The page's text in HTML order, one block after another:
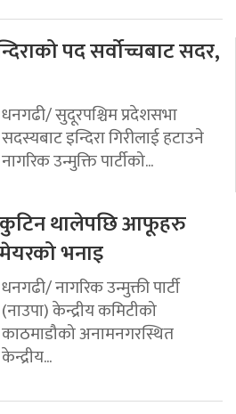
पद सर्वोच्चबाट सदर,
धनगढी/ सुदूरपश्चिम प्रदेशसभा
सदस्यबाट इन्दिरा गिरीलाई हटाउने
नागरिक उन्मुक्ति पार्टीको...
कुटिन थालेपछि आफूहरु
भनाइ
धनगढी/ नागरिक उन्मुक्ती पार्टी
(नाउपा) केन्द्रीय कमिटीको
काठमाडौको अनामनगरस्थित
केन्द्रीय...